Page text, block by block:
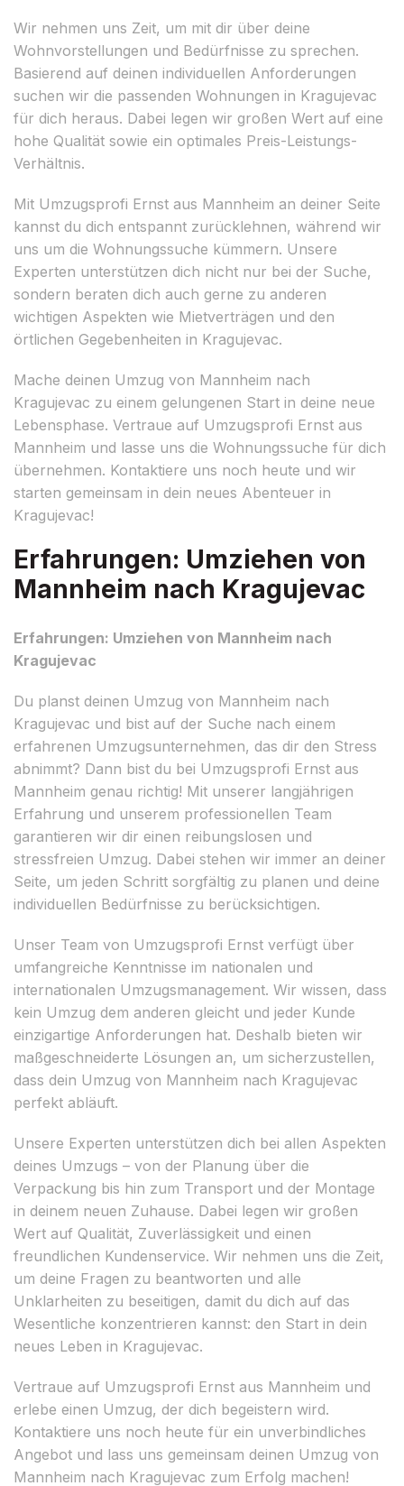
Wir nehmen uns Zeit, um mit dir über deine
Wohnvorstellungen und Bedürfnisse zu sprechen.
Basierend auf deinen individuellen Anforderungen
suchen wir die passenden Wohnungen in Kragujevac
für dich heraus. Dabei legen wir großen Wert auf eine
hohe Qualität sowie ein optimales Preis-Leistungs-
Verhältnis.
Mit Umzugsprofi Ernst aus Mannheim an deiner Seite
kannst du dich entspannt zurücklehnen, während wir
uns um die Wohnungssuche kümmern. Unsere
Experten unterstützen dich nicht nur bei der Suche,
sondern beraten dich auch gerne zu anderen
wichtigen Aspekten wie Mietverträgen und den
örtlichen Gegebenheiten in Kragujevac.
Mache deinen Umzug von Mannheim nach
Kragujevac zu einem gelungenen Start in deine neue
Lebensphase. Vertraue auf Umzugsprofi Ernst aus
Mannheim und lasse uns die Wohnungssuche für dich
übernehmen. Kontaktiere uns noch heute und wir
starten gemeinsam in dein neues Abenteuer in
Kragujevac!
Erfahrungen: Umziehen von
Mannheim nach Kragujevac
Erfahrungen: Umziehen von Mannheim nach
Kragujevac
Du planst deinen Umzug von Mannheim nach
Kragujevac und bist auf der Suche nach einem
erfahrenen Umzugsunternehmen, das dir den Stress
abnimmt? Dann bist du bei Umzugsprofi Ernst aus
Mannheim genau richtig! Mit unserer langjährigen
Erfahrung und unserem professionellen Team
garantieren wir dir einen reibungslosen und
stressfreien Umzug. Dabei stehen wir immer an deiner
Seite, um jeden Schritt sorgfältig zu planen und deine
individuellen Bedürfnisse zu berücksichtigen.
Unser Team von Umzugsprofi Ernst verfügt über
umfangreiche Kenntnisse im nationalen und
internationalen Umzugsmanagement. Wir wissen, dass
kein Umzug dem anderen gleicht und jeder Kunde
einzigartige Anforderungen hat. Deshalb bieten wir
maßgeschneiderte Lösungen an, um sicherzustellen,
dass dein Umzug von Mannheim nach Kragujevac
perfekt abläuft.
Unsere Experten unterstützen dich bei allen Aspekten
deines Umzugs – von der Planung über die
Verpackung bis hin zum Transport und der Montage
in deinem neuen Zuhause. Dabei legen wir großen
Wert auf Qualität, Zuverlässigkeit und einen
freundlichen Kundenservice. Wir nehmen uns die Zeit,
um deine Fragen zu beantworten und alle
Unklarheiten zu beseitigen, damit du dich auf das
Wesentliche konzentrieren kannst: den Start in dein
neues Leben in Kragujevac.
Vertraue auf Umzugsprofi Ernst aus Mannheim und
erlebe einen Umzug, der dich begeistern wird.
Kontaktiere uns noch heute für ein unverbindliches
Angebot und lass uns gemeinsam deinen Umzug von
Mannheim nach Kragujevac zum Erfolg machen!